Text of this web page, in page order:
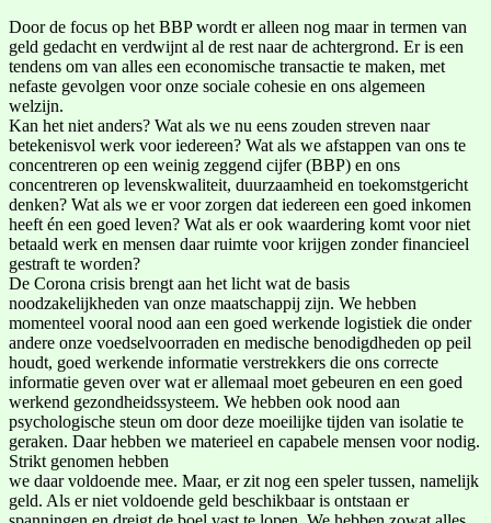
Door de focus op het BBP wordt er alleen nog maar in termen van
geld gedacht en verdwijnt al de rest naar de achtergrond. Er is een
tendens om van alles een economische transactie te maken, met
nefaste gevolgen voor onze sociale cohesie en ons algemeen
welzijn.
Kan het niet anders? Wat als we nu eens zouden streven naar
betekenisvol werk voor iedereen? Wat als we afstappen van ons te
concentreren op een weinig zeggend cijfer (BBP) en ons
concentreren op levenskwaliteit, duurzaamheid en toekomstgericht
denken? Wat als we er voor zorgen dat iedereen een goed inkomen
heeft én een goed leven? Wat als er ook waardering komt voor niet
betaald werk en mensen daar ruimte voor krijgen zonder financieel
gestraft te worden?
De Corona crisis brengt aan het licht wat de basis
noodzakelijkheden van onze maatschappij zijn. We hebben
momenteel vooral nood aan een goed werkende logistiek die onder
andere onze voedselvoorraden en medische benodigdheden op peil
houdt, goed werkende informatie verstrekkers die ons correcte
informatie geven over wat er allemaal moet gebeuren en een goed
werkend gezondheidssysteem. We hebben ook nood aan
psychologische steun om door deze moeilijke tijden van isolatie te
geraken. Daar hebben we materieel en capabele mensen voor nodig.
Strikt genomen hebben
we daar voldoende mee. Maar, er zit nog een speler tussen, namelijk
geld. Als er niet voldoende geld beschikbaar is ontstaan er